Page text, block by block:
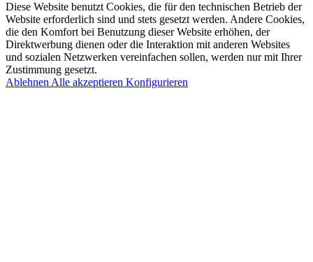
Diese Website benutzt Cookies, die für den technischen Betrieb der
Website erforderlich sind und stets gesetzt werden. Andere Cookies,
die den Komfort bei Benutzung dieser Website erhöhen, der
Direktwerbung dienen oder die Interaktion mit anderen Websites
und sozialen Netzwerken vereinfachen sollen, werden nur mit Ihrer
Zustimmung gesetzt.
Ablehnen Alle akzeptieren Konfigurieren